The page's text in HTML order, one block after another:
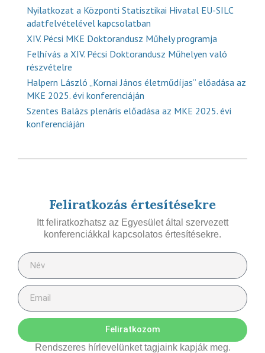
Nyilatkozat a Központi Statisztikai Hivatal EU-SILC
adatfelvételével kapcsolatban
XIV. Pécsi MKE Doktorandusz Műhely programja
Felhívás a XIV. Pécsi Doktorandusz Műhelyen való
részvételre
Halpern László „Kornai János életműdíjas” előadása az
MKE 2025. évi konferenciáján
Szentes Balázs plenáris előadása az MKE 2025. évi
konferenciáján
Feliratkozás értesítésekre
Itt feliratkozhatsz az Egyesület által szervezett
konferenciákkal kapcsolatos értesítésekre.
Feliratkozom
Rendszeres hírlevelünket tagjaink kapják meg.